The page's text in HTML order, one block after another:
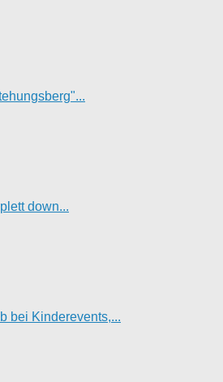
down...
bei Kinderevents,...